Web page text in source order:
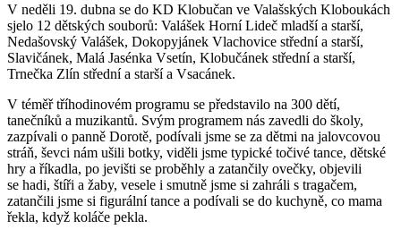
V neděli 19. dubna se do KD Klobučan ve Valašských Kloboukách
sjelo 12 dětských souborů: Valášek Horní Lideč mladší a starší,
Nedašovský Valášek, Dokopyjánek Vlachovice střední a starší,
Slavičánek, Malá Jasénka Vsetín, Klobučánek střední a starší,
Trnečka Zlín střední a starší a Vsacánek.
V téměř tříhodinovém programu se představilo na 300 dětí,
tanečníků a muzikantů. Svým programem nás zavedli do školy,
zazpívali o panně Dorotě, podívali jsme se za dětmi na jalovcovou
stráň, ševci nám ušili botky, viděli jsme typické točivé tance, dětské
hry a říkadla, po jevišti se proběhly a zatančily ovečky, objevili
se hadi, štíři a žaby, vesele i smutně jsme si zahráli s tragačem,
zatančili jsme si figurální tance a podívali se do kuchyně, co mama
řekla, když koláče pekla.